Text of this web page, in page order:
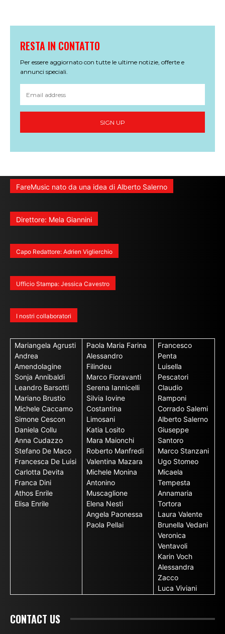
RESTA IN CONTATTO
Per essere aggiornato con tutte le ultime notizie, offerte e
annunci speciali.
SIGN UP
FareMusic nato da una idea di Alberto Salerno
Direttore: Mela Giannini
Capo Redattore: Adrien Viglierchio
Ufficio Stampa: Jessica Cavestro
I nostri collaboratori
Mariangela Agrusti
Andrea
Amendolagine
Sonja Annibaldi
Leandro Barsotti
Mariano Brustio
Michele Caccamo
Simone Cescon
Daniela Collu
Anna Cudazzo
Stefano De Maco
Francesca De Luisi
Carlotta Devita
Franca Dini
Athos Enrile
Elisa Enrile
Paola Maria Farina
Alessandro
Filindeu
Marco Fioravanti
Serena Iannicelli
Silvia Iovine
Costantina
Limosani
Katia Losito
Mara Maionchi
Roberto Manfredi
Valentina Mazara
Michele Monina
Antonino
Muscaglione
Elena Nesti
Angela Paonessa
Paola Pellai
Francesco
Penta
Luisella
Pescatori
Claudio
Ramponi
Corrado Salemi
Alberto Salerno
Giuseppe
Santoro
Marco Stanzani
Ugo Stomeo
Micaela
Tempesta
Annamaria
Tortora
Laura Valente
Brunella Vedani
Veronica
Ventavoli
Karin Voch
Alessandra
Zacco
Luca Viviani
CONTACT US